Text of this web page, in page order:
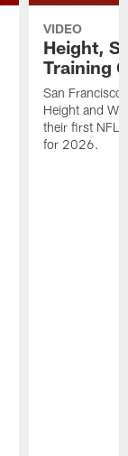
VIDEO
Height,
Training
San Francisco
Height and
their first NFL
for 2026.